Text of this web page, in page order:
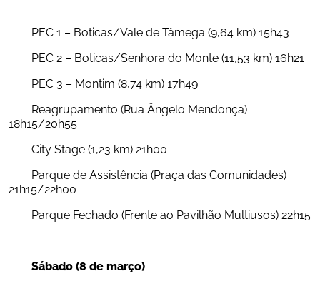
	PEC 1 – Boticas/Vale de Tâmega (9,64 km) 15h43
	PEC 2 – Boticas/Senhora do Monte (11,53 km) 16h21
	PEC 3 – Montim (8,74 km) 17h49
18h15/20h55
	City Stage (1,23 km) 21h00
21h15/22h00
	Parque Fechado (Frente ao Pavilhão Multiusos) 22h15
Sábado (8 de março)